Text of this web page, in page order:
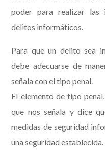
poder para realizar las
delitos informáticos.
Para que un delito sea
debe adecuarse de
señala con el tipo penal.
El elemento de tipo
que nos señala y dice
medidas de seguridad
una seguridad establecida.